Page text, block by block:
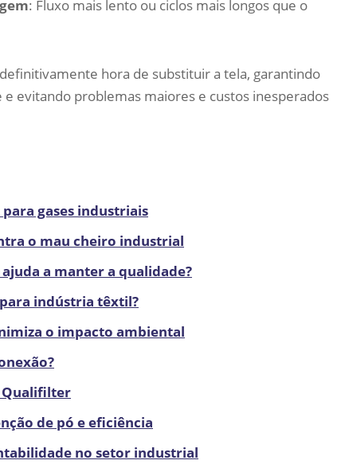
: Fluxo mais lento ou ciclos mais longos que o
hora de substituir a tela, garantindo
evitando problemas maiores e custos inesperados
gases industriais
o mau cheiro industrial
a manter a qualidade?
indústria têxtil?
o impacto ambiental
Qualifilter
de pó e eficiência
no setor industrial